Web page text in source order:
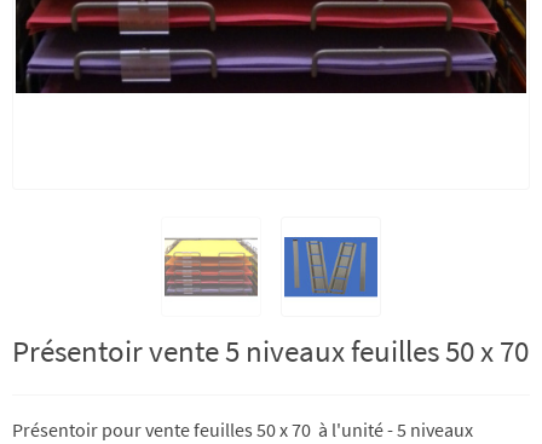
Présentoir vente 5 niveaux feuilles 50 x 70
Présentoir pour vente feuilles 50 x 70 à l'unité - 5 niveaux